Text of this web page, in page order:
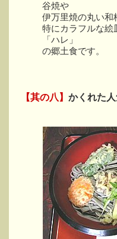
谷焼や
伊万里焼の丸い和
特にカラフルな絵
「ハレ」
の郷土食です。
【其の八】 かくれた人